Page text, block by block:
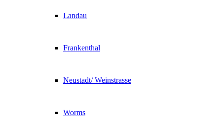
Landau
Frankenthal
Neustadt/ Weinstrasse
Worms